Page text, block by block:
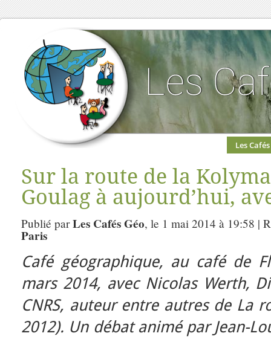
Les Cafés
Sur la route de la
Goulag à aujourd’hui,
Publié parLes Cafés Géo, le 1 mai 2014 à 19:58 |
Paris
Café géographique, au café de
mars 2014, avec Nicolas Werth,
CNRS, auteur entre autres de La
2012). Un débat animé par Jean-